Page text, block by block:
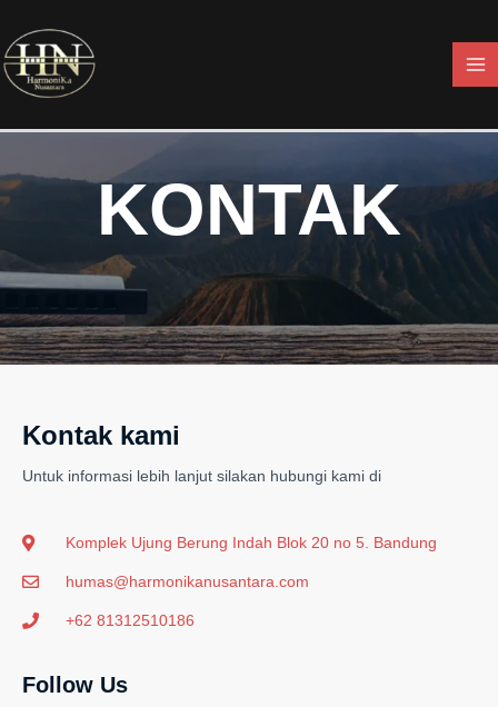
to
content
KONTAK
Kontak kami
Untuk informasi lebih lanjut silakan hubungi kami di
Komplek Ujung Berung Indah Blok 20 no 5. Bandung
humas@harmonikanusantara.com
+62 81312510186
Follow Us